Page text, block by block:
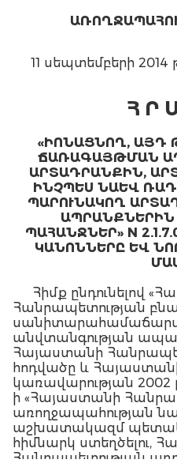
11 սեպտեմբերի 2014
Հ Ր
«ԻՈՆԱՑՆՈՂ, ԱՅԴ
ՃԱՌԱԳԱՅԹՄԱՆ
ԱՐՏԱԴՐԱՆՔԻՆ,
ԻՆՉՊԵՍ ՆԱԵՎ
ՊԱՐՈՒՆԱԿՈՂ
ՊԱՀԱՆՋՆԵՐ» N
ԿԱՆՈՆՆԵՐԸ ԵՎ
Հիմք ընդունելով
Հանրապետության
անվտանգության
Հայաստանի
հոդվածը և
կառավարության 2002
ի «Հայաստանի
առողջապահության
աշխատակազմ
հիմնարկ ստեղծելու,
Հանրապետության